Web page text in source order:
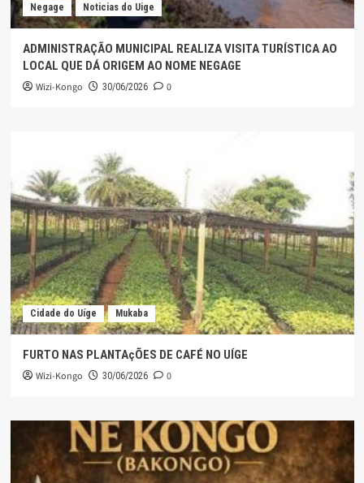
Negage Noticias do Uige
ADMINISTRAÇÃO MUNICIPAL REALIZA VISITA TURÍSTICA AO
LOCAL QUE DÁ ORIGEM AO NOME NEGAGE
Wizi-Kongo 30/06/2026 0
Cidade do Uíge Mukaba
FURTO NAS PLANTAçÕES DE CAFÉ NO UÍGE
Wizi-Kongo 30/06/2026 0